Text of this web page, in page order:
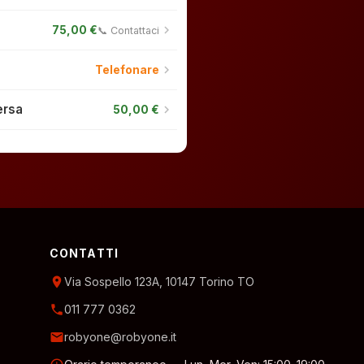
75,00 €📞 Contattaci chevron_right
Telefonare chevron_right
50,00 € chevron_right
CONTATTI
location_onVia Sospello 123A, 10147 Torino TO
phone011 777 0362
emailrobyone@robyone.it